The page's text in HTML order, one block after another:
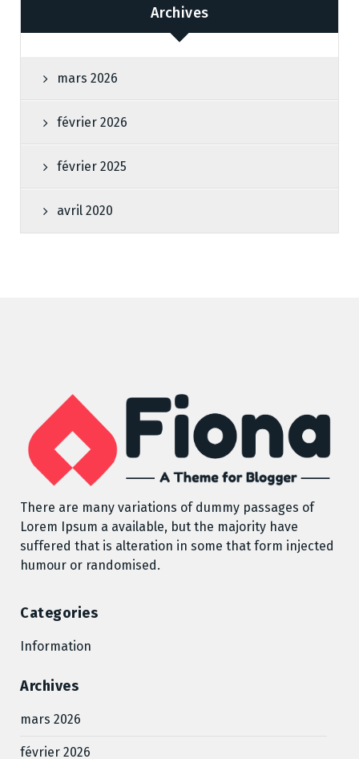
Archives
mars 2026
février 2026
février 2025
avril 2020
There are many variations of dummy passages of
Lorem Ipsum a available, but the majority have
suffered that is alteration in some that form injected
humour or randomised.
Categories
Information
Archives
mars 2026
février 2026